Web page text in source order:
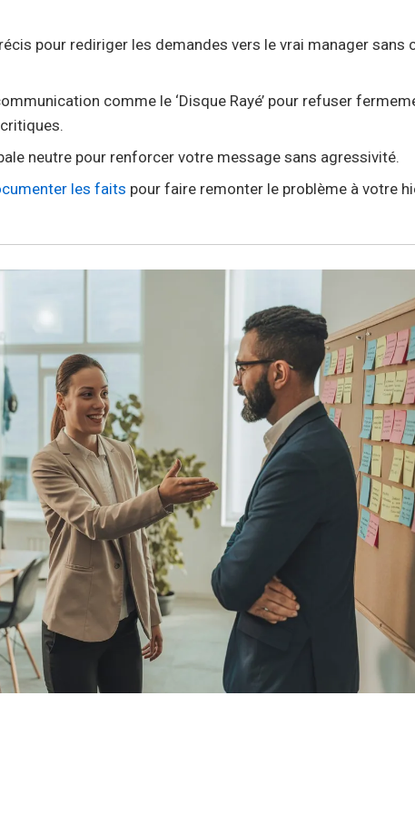
pour rediriger les demandes vers le vrai manager sans
comme le ‘Disque Rayé’ pour refuser
neutre pour renforcer votre message sans agressivité.
les faits pour faire remonter le problème à votre